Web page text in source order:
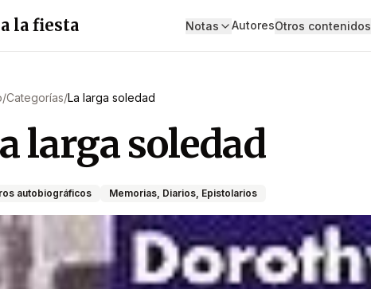
la fiesta Notas AutoresOtros contenidos
/Categorías/La larga soledad
larga soledad
autobiográficos Memorias, Diarios, Epistolarios